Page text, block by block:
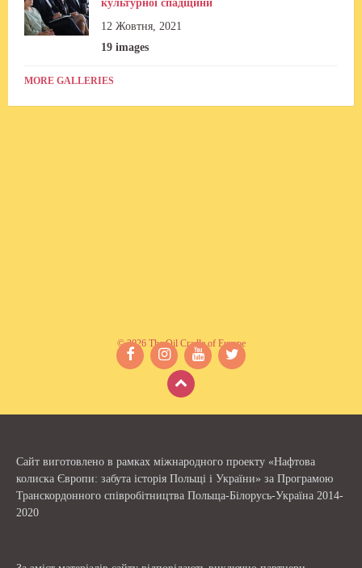
культурної спадщини
12 Жовтня, 2021
19 images
MORE GALLERIES
FacebookInstagramYouTubeTwitter
© 2026 The Oil Cradle of Europe
Сайт виготовлено в рамках міжнародного проекту «Нафтова
колиска Європи: забута історія Польщі і України» за Програмою
Транскордонного співробітництва Польща-Білорусь-Україна 2014-
2020